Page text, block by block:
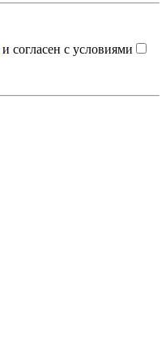
и согласен с условиями